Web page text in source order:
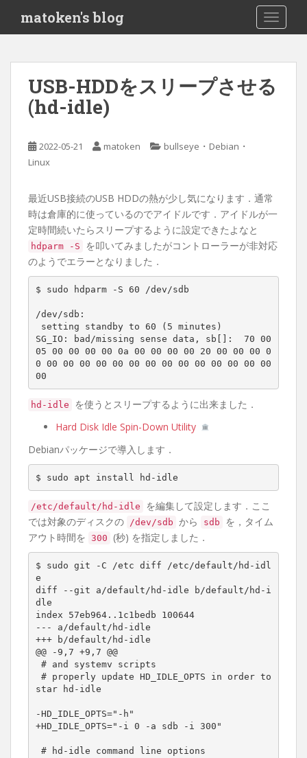
i
matoken's blog
USB-HDDをスリープさせる
(hd-idle)
2022-05-21 matoken bullseye ・ Debian ・
Linux
最近USB接続のUSB HDDの熱が少し気になります．通常
時は倉庫的に使っているのでアイドルです．アイドルが一
定時間続いたらスリープするように設定できたよなと
hdparm -S
を叩いてみましたがコントローラーが非対応
のようでエラーとなりました．
$ sudo hdparm -S 60 /dev/sdb
/dev/sdb:
SG_IO: bad/missing sense data, sb[]:  70 00
05 00 00 00 00 0a 00 00 00 00 20 00 00 00 0
0 00 00 00 00 00 00 00 00 00 00 00 00 00 00
00
hd-idle
を使うとスリープするように出来ました．
Hard Disk Idle Spin-Down Utility
Debianパッケージで導入します．
$ sudo apt install hd-idle
/etc/default/hd-idle
を編集して設定します．ここ
では対象のディスクの /dev/sdb から sdb
を，タイム
アウト時間を 300 (秒) を指定しました．
$ sudo git -C /etc diff /etc/default/hd-idl
e
diff --git a/default/hd-idle b/default/hd-i
dle
index 57eb964..1c1bedb 100644
--- a/default/hd-idle
+++ b/default/hd-idle
@@ -9,7 +9,7 @@
star hd-idle
-HD_IDLE_OPTS="-h"
+HD_IDLE_OPTS="-i 0 -a sdb -i 300"